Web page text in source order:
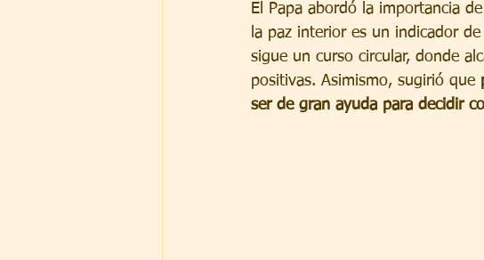
El Papa abordó la importancia
la paz interior es un indicador
sigue un curso circular, donde
positivas. Asimismo, sugirió que
ser de gran ayuda para decidir